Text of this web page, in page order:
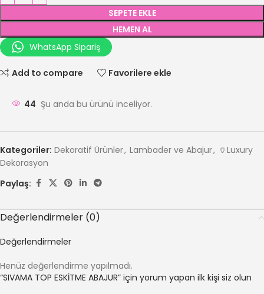
SEPETE EKLE
HEMEN AL
WhatsApp Sipariş
Add to compare Favorilere ekle
44 Şu anda bu ürünü inceliyor.
Kategoriler: Dekoratif Ürünler, Lambader ve Abajur, 🏺Luxury
Dekorasyon
Paylaş:
Değerlendirmeler (0)
Değerlendirmeler
Henüz değerlendirme yapılmadı.
“SIVAMA TOP ESKİTME ABAJUR” için yorum yapan ilk kişi siz olun